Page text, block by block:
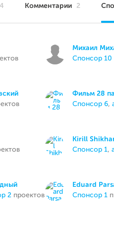
4 Комментарии 2
Михаил
спонсор 10
Фильм 28
спонсор 6,
Kirill
спонсор 1,
2 проектов
Eduard
спонсор 1